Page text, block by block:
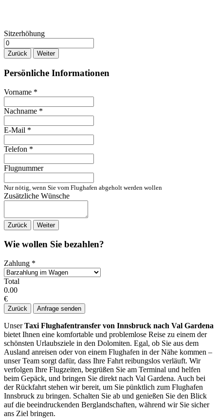
Sitzerhöhung
Zurück Weiter
Persönliche Informationen
Vorname *
Nachname *
E-Mail *
Telefon *
Flugnummer
Nur nötig, wenn Sie vom Flughafen abgeholt werden wollen
Zusätzliche Wünsche
Zurück Weiter
Wie wollen Sie bezahlen?
Zahlung *
Total
0.00
€
Zurück Anfrage senden
UnserTaxi Flughafentransfer von Innsbruck nach Val Gardena
bietet Ihnen eine komfortable und problemlose Reise zu einem der
schönsten Urlaubsziele in den Dolomiten. Egal, ob Sie aus dem
Ausland anreisen oder von einem Flughafen in der Nähe kommen –
unser Team sorgt dafür, dass Ihre Fahrt reibungslos verläuft. Wir
verfolgen Ihre Flugzeiten, begrüßen Sie am Terminal und helfen
beim Gepäck, und bringen Sie direkt nach Val Gardena. Auch bei
der Rückfahrt stehen wir bereit, um Sie pünktlich zum Flughafen
Innsbruck zu bringen. Schalten Sie ab und genießen Sie den Blick
auf die beeindruckenden Berglandschaften, während wir Sie sicher
ans Ziel bringen.